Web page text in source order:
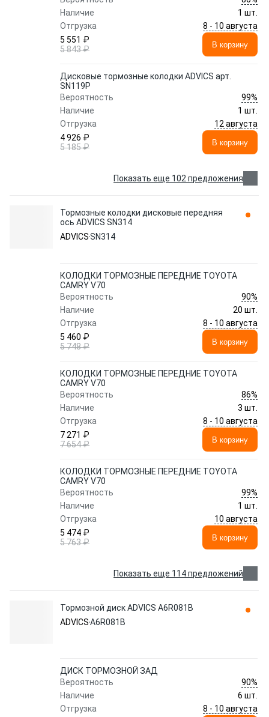
Наличие
1 шт.
Отгрузка
8 - 10 августа
5 551 ₽
5 843 ₽
В корзину
Дисковые тормозные колодки ADVICS арт.
SN119P
Вероятность
99%
Наличие
1 шт.
Отгрузка
12 августа
4 926 ₽
5 185 ₽
В корзину
Показать еще 102 предложения
Тормозные колодки дисковые передняя
ось ADVICS SN314
ADVICSSN314
КОЛОДКИ ТОРМОЗНЫЕ ПЕРЕДНИЕ TOYOTA
CAMRY V70
Вероятность
90%
Наличие
20 шт.
Отгрузка
8 - 10 августа
5 460 ₽
5 748 ₽
В корзину
КОЛОДКИ ТОРМОЗНЫЕ ПЕРЕДНИЕ TOYOTA
CAMRY V70
Вероятность
86%
Наличие
3 шт.
Отгрузка
8 - 10 августа
7 271 ₽
7 654 ₽
В корзину
КОЛОДКИ ТОРМОЗНЫЕ ПЕРЕДНИЕ TOYOTA
CAMRY V70
Вероятность
99%
Наличие
1 шт.
Отгрузка
10 августа
5 474 ₽
5 763 ₽
В корзину
Показать еще 114 предложений
Тормозной диск ADVICS A6R081B
ADVICSA6R081B
ДИСК ТОРМОЗНОЙ ЗАД
Вероятность
90%
Наличие
6 шт.
Отгрузка
8 - 10 августа